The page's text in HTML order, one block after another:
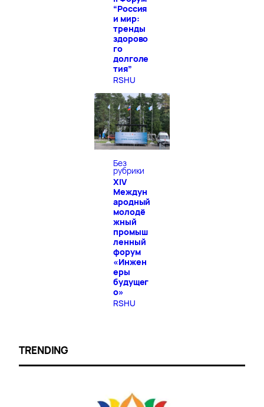
“Россия
и мир:
тренды
здорово
го
долголе
тия”
RSHU
Без
рубрики
XIV
Междун
ародный
молодё
жный
промыш
ленный
форум
«Инжен
еры
будущег
о»
RSHU
TRENDING